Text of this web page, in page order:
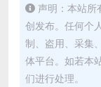
声明：本站所
创发布。任何个
制、盗用、采集
体平台。如若本
们进行处理。